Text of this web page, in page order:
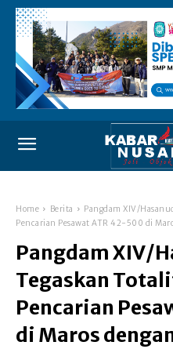
Home Berita
Pangdam XIV/
Pencarian Pesawat ATR 42-500 di
Pangdam XIV/
Tegaskan
Pencarian
di Maros